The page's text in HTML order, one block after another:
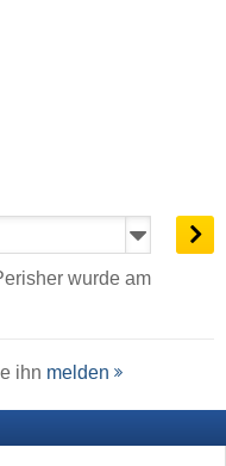
wurde am
ihn melden